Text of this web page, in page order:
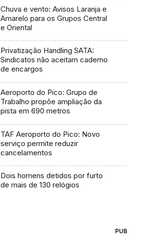
Chuva e vento: Avisos Laranja e
Amarelo para os Grupos Central
e Oriental
Privatização Handling SATA:
Sindicatos não aceitam caderno
de encargos
Aeroporto do Pico: Grupo de
Trabalho propõe ampliação da
pista em 690 metros
TAF Aeroporto do Pico: Novo
serviço permite reduzir
cancelamentos
Dois homens detidos por furto
de mais de 130 relógios
PUB